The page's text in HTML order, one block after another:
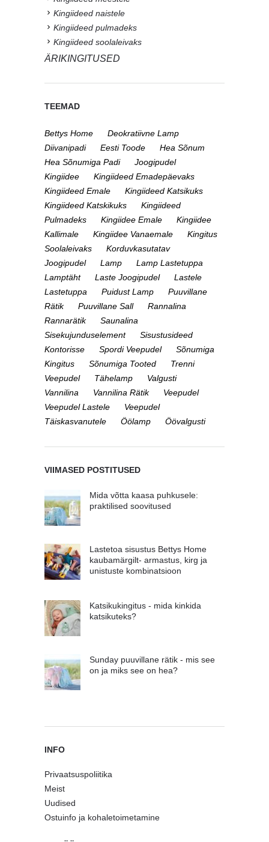
Kingiideed naistele
Kingiideed pulmadeks
Kingiideed soolaleivaks
ÄRIKINGITUSED
TEEMAD
Bettys Home
Deokratiivne Lamp
Diivanipadi
Eesti Toode
Hea Sõnum
Hea Sõnumiga Padi
Joogipudel
Kingiidee
Kingiideed Emadepäevaks
Kingiideed Emale
Kingiideed Katsikuks
Kingiideed Katskikuks
Kingiideed
Pulmadeks
Kingiidee Emale
Kingiidee
Kallimale
Kingiidee Vanaemale
Kingitus
Soolaleivaks
Korduvkasutatav
Joogipudel
Lamp
Lamp Lastetuppa
Lamptäht
Laste Joogipudel
Lastele
Lastetuppa
Puidust Lamp
Puuvillane
Rätik
Puuvillane Sall
Rannalina
Rannarätik
Saunalina
Sisekujunduselement
Sisustusideed
Kontorisse
Spordi Veepudel
Sõnumiga
Kingitus
Sõnumiga Tooted
Trenni
Veepudel
Tähelamp
Valgusti
Vannilina
Vannilina Rätik
Veepudel
Veepudel Lastele
Veepudel
Täiskasvanutele
Öölamp Öövalgusti
VIIMASED POSTITUSED
Mida võtta kaasa puhkusele:
praktilised soovitused
Lastetoa sisustus Bettys Home
kaubamärgilt- armastus, kirg ja
unistuste kombinatsioon
Katsikukingitus - mida kinkida
katsikuteks?
Sunday puuvillane rätik - mis see
on ja miks see on hea?
INFO
Privaatsuspoliitika
Meist
Uudised
Ostuinfo ja kohaletoimetamine